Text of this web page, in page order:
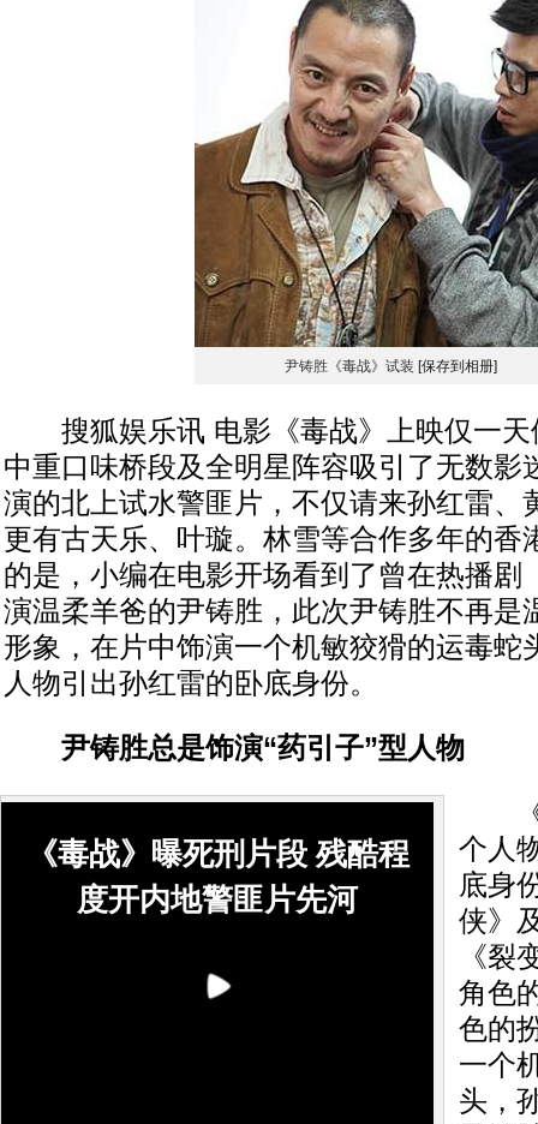
尹铸胜《毒战》试装 [保存到相册]
搜狐娱乐讯 电影《毒战》上映仅一天
中重口味桥段及全明星阵容吸引了无数影
演的北上试水警匪片，不仅请来孙红雷、
更有古天乐、叶璇。林雪等合作多年的香
的是，小编在电影开场看到了曾在热播剧
演温柔羊爸的尹铸胜，此次尹铸胜不再是
形象，在片中饰演一个机敏狡猾的运毒蛇
人物引出孙红雷的卧底身份。
尹铸胜总是饰演“药引子”型人物
《毒战》曝死刑片段 残酷程
度开内地警匪片先河
《
个人
底身
侠》
《裂
角色
色的
一个
头，